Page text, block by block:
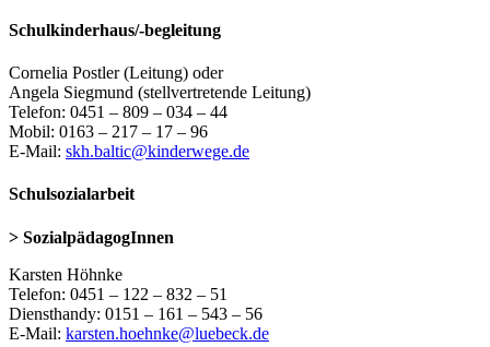
Schulkinderhaus/-begleitung
Cornelia Postler (Leitung) oder
Angela Siegmund (stellvertretende Leitung)
Telefon: 0451 – 809 – 034 – 44
Mobil: 0163 – 217 – 17 – 96
E-Mail: skh.baltic@kinderwege.de
Schulsozialarbeit
> SozialpädagogInnen
Karsten Höhnke
Telefon: 0451 – 122 – 832 – 51
Diensthandy: 0151 – 161 – 543 – 56
E-Mail: karsten.hoehnke@luebeck.de